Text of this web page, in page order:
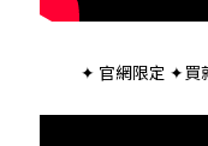
✦ 官網限定 ✦買